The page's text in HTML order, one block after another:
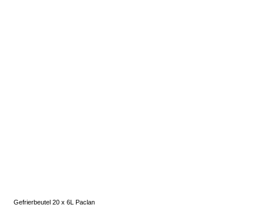
Gefrierbeutel 20 x 6L Paclan